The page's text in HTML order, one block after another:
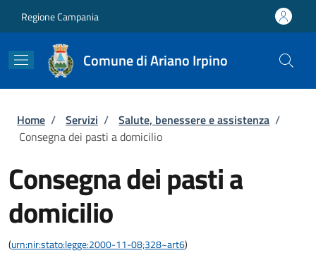
Regione Campania
Comune di Ariano Irpino
Briciole di pane
Home / Servizi / Salute, benessere e assistenza /
Consegna dei pasti a domicilio
Consegna dei pasti a
domicilio
(urn:nir:stato:legge:2000-11-08;328~art6)